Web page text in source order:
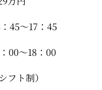
～17：45
18：00
フト制）